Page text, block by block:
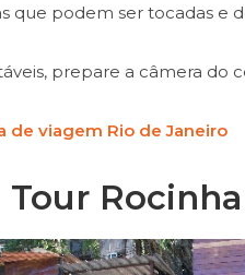
que podem ser tocadas e
prepare a câmera do
de viagem Rio de Janeiro
Tour Rocinha